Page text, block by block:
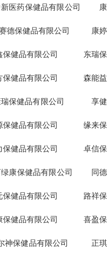
医药保健品有限公司
康
德保健品有限公司
康婷
保健品有限公司
东瑞保
保健品有限公司
森能益
瑞保健品有限公司
享健
保健品有限公司
缘来保
保健品有限公司
卓信保
康保健品有限公司
同德
保健品有限公司
路祥保
保健品有限公司
喜盈保
神保健品有限公司
正琪